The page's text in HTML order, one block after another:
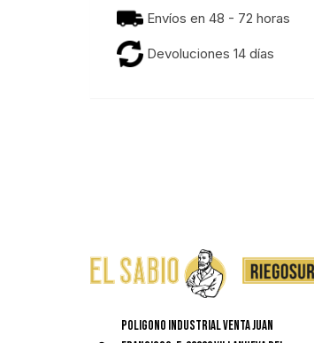
Envíos en 48 - 72 horas
Devoluciones 14 días
Poligono Industrial Venta Juan